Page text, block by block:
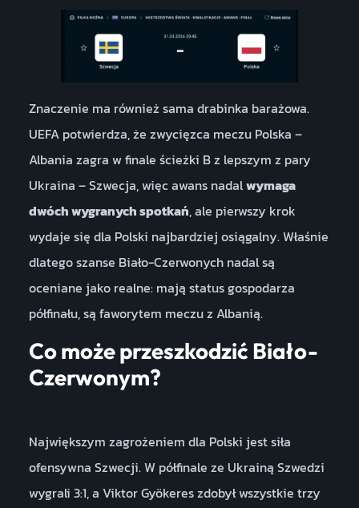
Znaczenie ma również sama drabinka barażowa.
UEFA potwierdza, że zwycięzca meczu Polska –
Albania zagra w finale ścieżki B z lepszym z pary
Ukraina – Szwecja, więc awans nadalwymaga
dwóch wygranych spotkań, ale pierwszy krok
wydaje się dla Polski najbardziej osiągalny. Właśnie
dlatego szanse Biało-Czerwonych nadal są
oceniane jako realne: mają status gospodarza
półfinału, są faworytem meczu z Albanią.
Co może przeszkodzić Biało-
Czerwonym?
Największym zagrożeniem dla Polski jest siła
ofensywna Szwecji. W półfinale ze Ukrainą Szwedzi
wygrali 3:1, a Viktor Gyökeres zdobył wszystkie trzy